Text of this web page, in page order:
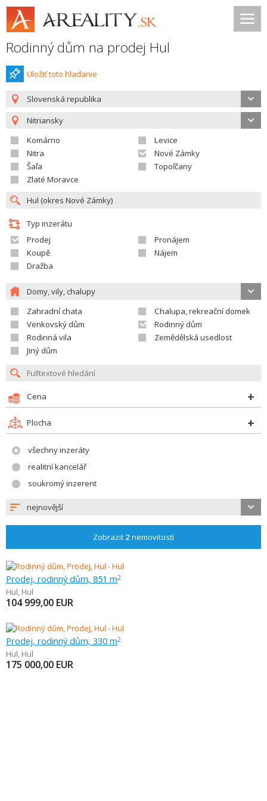
Rodinný dům na prodej Hul
Uložiť toto hladanie
Slovenská republika
Nitriansky
Komárno
Levice
Nitra
Nové Zámky
Šaľa
Topoľčany
Zlaté Moravce
Typ inzerátu
Prodej
Pronájem
Koupě
Nájem
Dražba
Domy, vily, chalupy
Zahradní chata
Chalupa, rekreační domek
Venkovský dům
Rodinný dům
Rodinná vila
Zemědělská usedlost
Jiný dům
Cena
Plocha
všechny inzeráty
realitní kancelář
soukromý inzerent
nejnovější
Zobrazit 2 nemovitostí
Prodej, rodinný dům, 851 m2
Hul, Hul
104 999,00 EUR
Prodej, rodinný dům, 330 m2
Hul, Hul
175 000,00 EUR